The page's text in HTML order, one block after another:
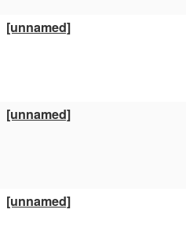
[unnamed]
[unnamed]
[unnamed]